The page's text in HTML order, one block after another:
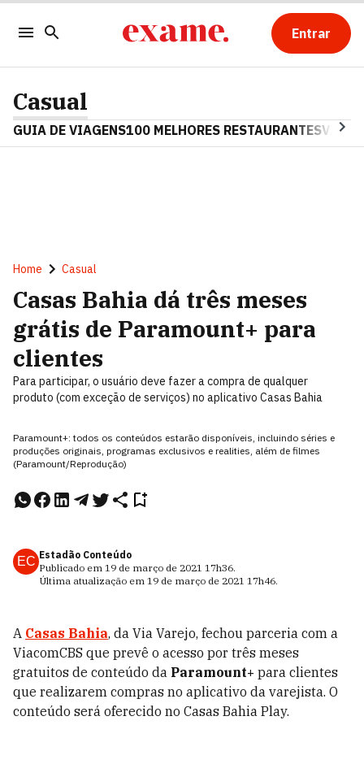
Entrar
Casual
GUIA DE VIAGENS100 MELHORES RESTAURANTES
Home Casual
Casas Bahia dá três meses
grátis de Paramount+ para
clientes
Para participar, o usuário deve fazer a compra de qualquer
produto (com exceção de serviços) no aplicativo Casas Bahia
Paramount+: todos os conteúdos estarão disponíveis, incluindo séries e
produções originais, programas exclusivos e realities, além de filmes
(Paramount/Reprodução)
EC Estadão Conteúdo
Publicado em 19 de março de 2021 17h36.
Última atualização em 19 de março de 2021 17h46.
A Casas Bahia, da Via Varejo, fechou parceria com a
ViacomCBS que prevê o acesso por três meses
gratuitos de conteúdo da Paramount+ para clientes
que realizarem compras no aplicativo da varejista. O
conteúdo será oferecido no Casas Bahia Play.